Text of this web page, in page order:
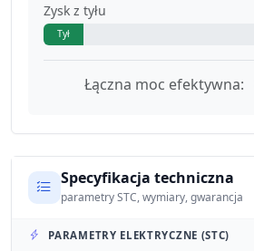
Zysk z tyłu
Tył
Łączna moc efektywna:
Specyfikacja techniczna
parametry STC, wymiary, gwarancja
PARAMETRY ELEKTRYCZNE (STC)